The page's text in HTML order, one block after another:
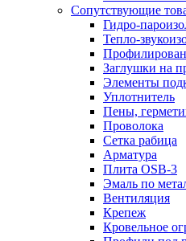
Сопутствующие
Гидро-
Тепло-
Заглушки на
Элементы
Уплотнитель
Пены,
Проволока
Сетка рабица
Арматура
Плита OSB-3
Эмаль по
Вентиляция
Крепеж
Кровельное